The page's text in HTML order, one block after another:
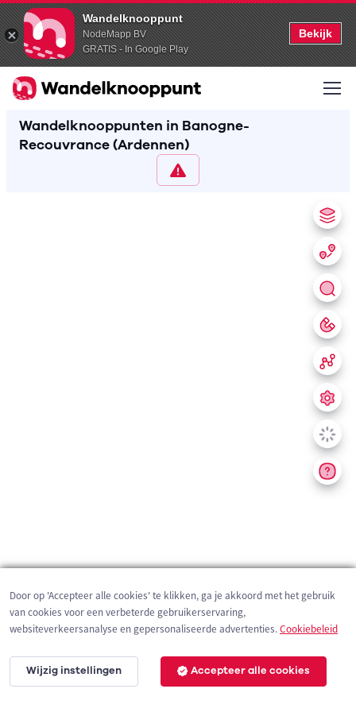
Wandelknooppunt
NodeMapp BV
GRATIS - In Google Play
Bekijk
Wandelknooppunten in Banogne-
Recouvrance (Ardennen)
200 m
Door op 'Accepteer alle cookies' te klikken, ga je akkoord met het gebruik
van cookies voor een verbeterde gebruikerservaring,
websiteverkeersanalyse en gepersonaliseerde advertenties.Cookiebeleid
Wijzig instellingen Accepteer alle cookies